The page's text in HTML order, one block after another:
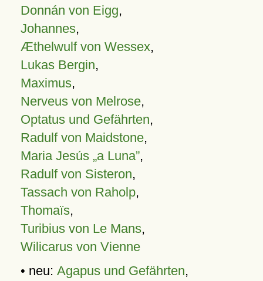
Donnán von Eigg,
Johannes,
Æthelwulf von Wessex,
Lukas Bergin,
Maximus,
Nerveus von Melrose,
Optatus und Gefährten,
Radulf von Maidstone,
Maria Jesús „a Luna”,
Radulf von Sisteron,
Tassach von Raholp,
Thomaïs,
Turibius von Le Mans,
Wilicarus von Vienne
• neu: Agapus und Gefährten,